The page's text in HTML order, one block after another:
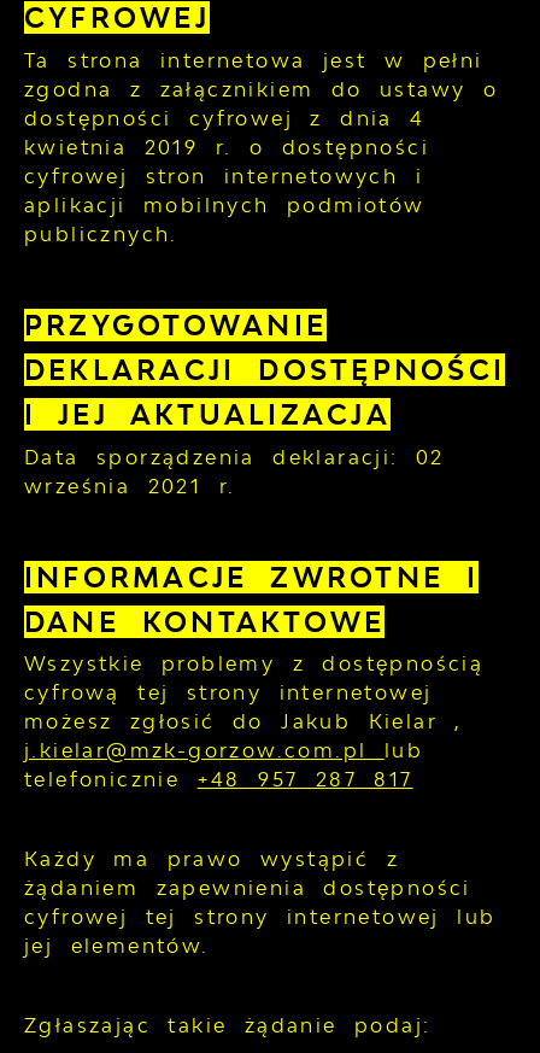
CYFROWEJ
Ta strona internetowa jest w pełni
zgodna z załącznikiem do ustawy o
dostępności cyfrowej z dnia 4
kwietnia 2019 r. o dostępności
cyfrowej stron internetowych i
aplikacji mobilnych podmiotów
publicznych.
PRZYGOTOWANIE
DEKLARACJI DOSTĘPNOŚCI
I JEJ AKTUALIZACJA
Data sporządzenia deklaracji: 02
września 2021 r.
INFORMACJE ZWROTNE I
DANE KONTAKTOWE
Wszystkie problemy z dostępnością
cyfrową tej strony internetowej
możesz zgłosić doJakub Kielar,
j.kielar@mzk-gorzow.com.pl lub
telefonicznie +48 957 287 817
Każdy ma prawo wystąpić z
żądaniem zapewnienia dostępności
cyfrowej tej strony internetowej lub
jej elementów.
Zgłaszając takie żądanie podaj: